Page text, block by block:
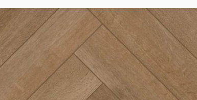
Floorlife VT Wonen
Floorlife PVC
Quick Step
Vivafloors
Floorlife VT Wonen
Floorlife PVC
Quick-Step
Gelasta
Vivafloors
Interfloor